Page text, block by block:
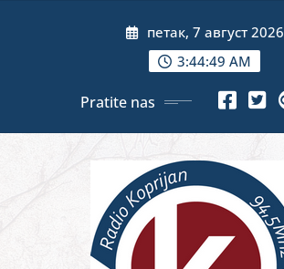
петак, 7 август 2026
3:44:51 AM
Pratite nas